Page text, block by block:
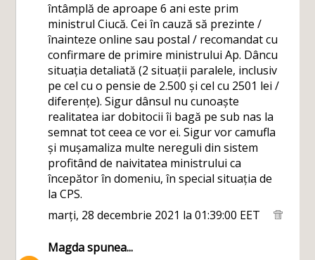
întâmplă de aproape 6 ani este prim
ministrul Ciucă. Cei în cauză să prezinte /
înainteze online sau postal / recomandat cu
confirmare de primire ministrului Ap. Dâncu
situația detaliată (2 situații paralele, inclusiv
pe cel cu o pensie de 2.500 și cel cu 2501 lei /
diferențe). Sigur dânsul nu cunoaște
realitatea iar dobitocii îi bagă pe sub nas la
semnat tot ceea ce vor ei. Sigur vor camufla
și mușamaliza multe nereguli din sistem
profitând de naivitatea ministrului ca
începător în domeniu, în special situația de
la CPS.
marți, 28 decembrie 2021 la 01:39:00 EET
Magdaspunea...